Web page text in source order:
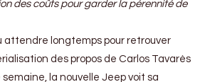
des coûts pour garder la pérennité de
attendre longtemps pour retrouver
des propos de Carlos Tavarès
la nouvelle Jeep voit sa